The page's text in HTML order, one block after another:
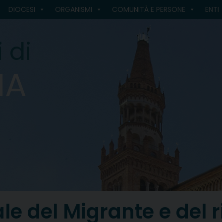
DIOCESI ORGANISMI COMUNITÀ E PERSONE ENTI
del Migrante e del